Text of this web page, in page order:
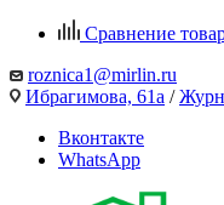
Сравнение
roznica1@mirlin.ru
Ибрагимова, 61а /
Вконтакте
WhatsApp